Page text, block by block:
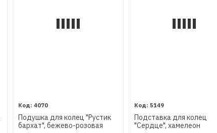
4070
Подушка для колец "Рустик
бархат", бежево-розовая
5149
Подставка для колец
"Сердце", хамелеон